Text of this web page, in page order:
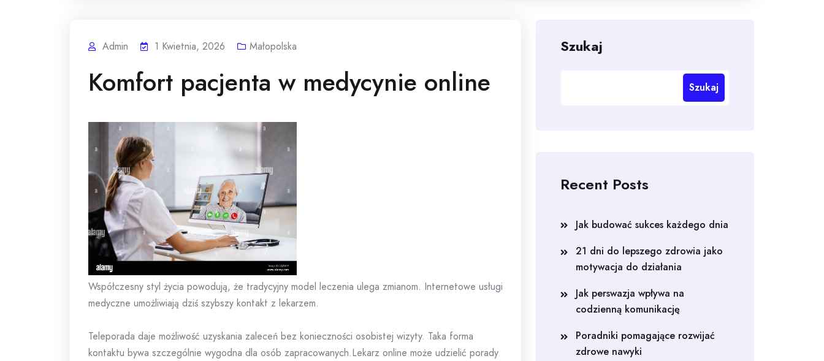
Admin 1 Kwietnia, 2026 Małopolska
Komfort pacjenta w medycynie online
Współczesny styl życia powodują, że tradycyjny model leczenia ulega zmianom. Internetowe usługi
medyczne umożliwiają dziś szybszy kontakt z lekarzem.
Teleporada daje możliwość uzyskania zaleceń bez konieczności osobistej wizyty. Taka forma
kontaktu bywa szczególnie wygodna dla osób zapracowanych.Lekarz online może udzielić porady
Szukaj
Szukaj
Recent Posts
Jak budować sukces każdego dnia
21 dni do lepszego zdrowia jako
motywacja do działania
Jak perswazja wpływa na
codzienną komunikację
Poradniki pomagające rozwijać
zdrowe nawyki